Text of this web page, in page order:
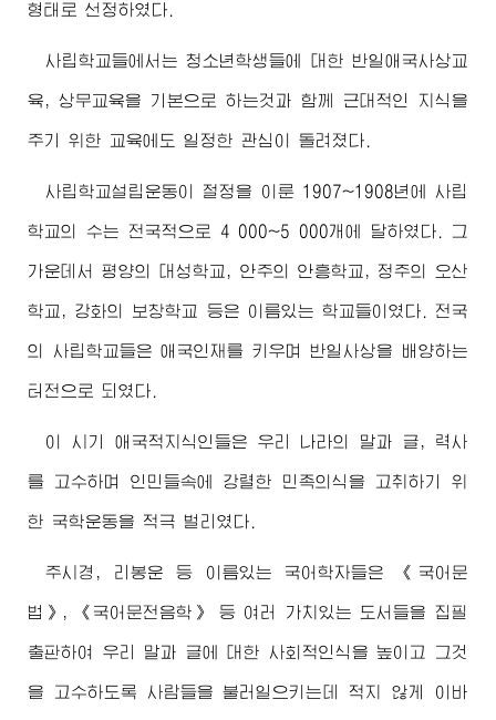
형태로 선정하였다.
사립학교들에서는 청소년학생들에 대한 반일애국사상교
육, 상무교육을 기본으로 하는것과 함께 근대적인 지식을
주기 위한 교육에도 일정한 관심이 돌려졌다.
사립학교설립운동이 절정을 이룬 1907~1908년에 사립
학교의 수는 전국적으로 4 000~5 000개에 달하였다. 그
가운데서 평양의 대성학교, 안주의 안흥학교, 정주의 오산
학교, 강화의 보창학교 등은 이름있는 학교들이였다. 전국
의 사립학교들은 애국인재를 키우며 반일사상을 배양하는
터전으로 되였다.
이 시기 애국적지식인들은 우리 나라의 말과 글, 력사
를 고수하며 인민들속에 강렬한 민족의식을 고취하기 위
한 국학운동을 적극 벌리였다.
주시경, 리봉운 등 이름있는 국어학자들은 《국어문
법》, 《국어문전음학》 등 여러 가치있는 도서들을 집필
출판하여 우리 말과 글에 대한 사회적인식을 높이고 그것
을 고수하도록 사람들을 불러일으키는데 적지 않게 이바